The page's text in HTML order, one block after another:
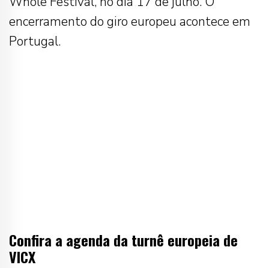
encerramento do giro europeu acontece em
Portugal.
Confira a agenda da turnê europeia de
VICX